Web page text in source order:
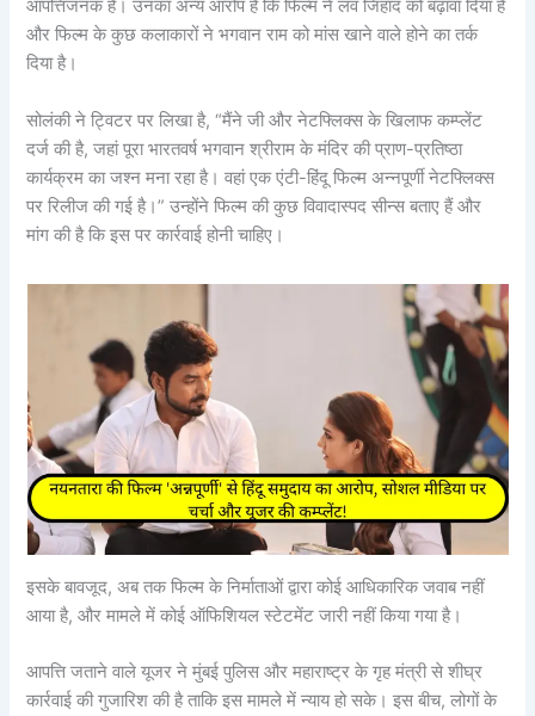
आपत्तिजनक है। उनका अन्य आरोप है कि फिल्म ने लव जिहाद को बढ़ावा दिया है
और फिल्म के कुछ कलाकारों ने भगवान राम को मांस खाने वाले होने का तर्क
दिया है।
सोलंकी ने ट्विटर पर लिखा है, “मैंने जी और नेटफ्लिक्स के खिलाफ कम्प्लेंट
दर्ज की है, जहां पूरा भारतवर्ष भगवान श्रीराम के मंदिर की प्राण-प्रतिष्ठा
कार्यक्रम का जश्न मना रहा है। वहां एक एंटी-हिंदू फिल्म अन्नपूर्णी नेटफ्लिक्स
पर रिलीज की गई है।” उन्होंने फिल्म की कुछ विवादास्पद सीन्स बताए हैं और
मांग की है कि इस पर कार्रवाई होनी चाहिए।
इसके बावजूद, अब तक फिल्म के निर्माताओं द्वारा कोई आधिकारिक जवाब नहीं
आया है, और मामले में कोई ऑफिशियल स्टेटमेंट जारी नहीं किया गया है।
आपत्ति जताने वाले यूजर ने मुंबई पुलिस और महाराष्ट्र के गृह मंत्री से शीघ्र
कार्रवाई की गुजारिश की है ताकि इस मामले में न्याय हो सके। इस बीच, लोगों के